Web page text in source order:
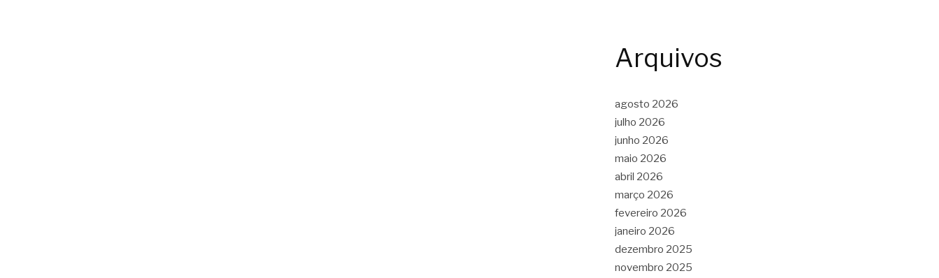
Arquivos
agosto 2026
julho 2026
junho 2026
maio 2026
abril 2026
março 2026
fevereiro 2026
janeiro 2026
dezembro 2025
novembro 2025